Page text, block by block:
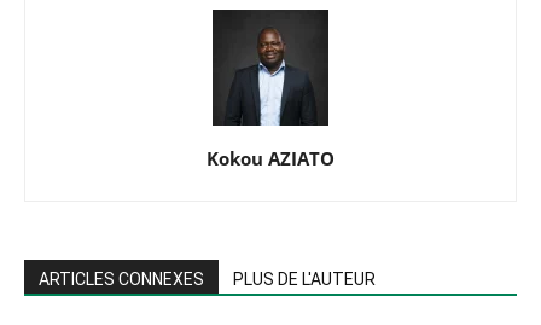
Kokou AZIATO
ARTICLES CONNEXES PLUS DE L'AUTEUR